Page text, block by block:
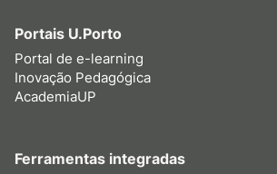
Portais U.Porto
Portal de e-learning
Inovação Pedagógica
AcademiaUP
Ferramentas integradas